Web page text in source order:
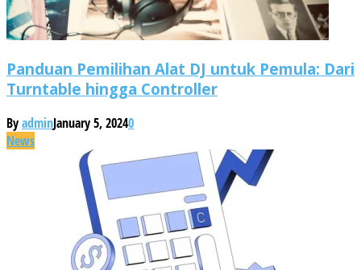
Panduan Pemilihan Alat DJ untuk Pemula: Dari
Turntable hingga Controller
ByadminJanuary 5, 20240
News